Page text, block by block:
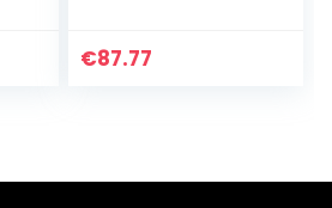
55 for Rancher
€87.77